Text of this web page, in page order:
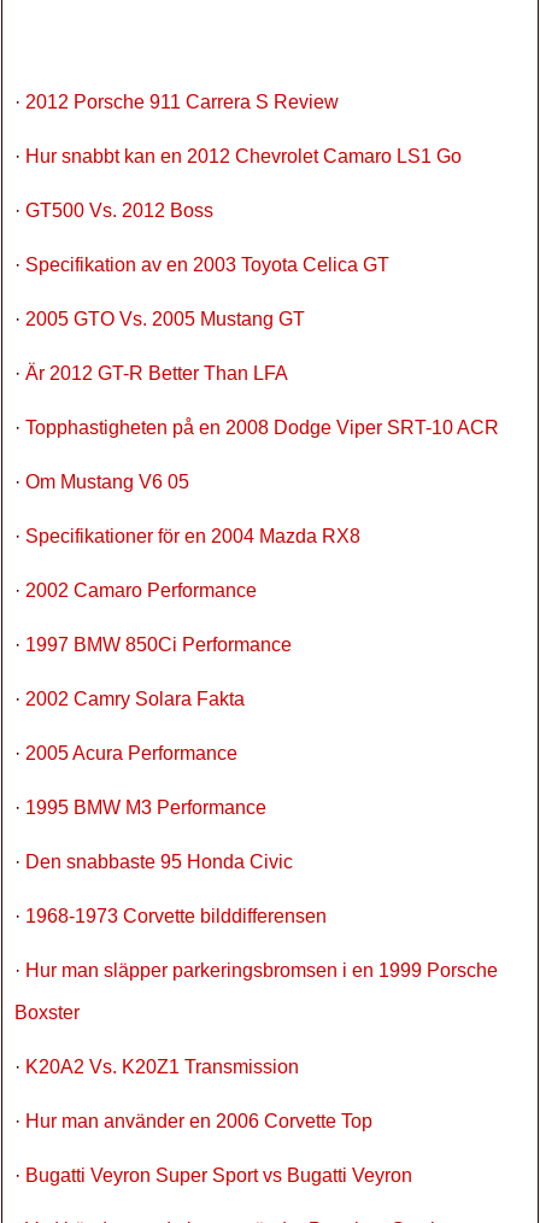
· 2012 Porsche 911 Carrera S Review
· Hur snabbt kan en 2012 Chevrolet Camaro LS1 Go
· GT500 Vs. 2012 Boss
· Specifikation av en 2003 Toyota Celica GT
· 2005 GTO Vs. 2005 Mustang GT
· Är 2012 GT-R Better Than LFA
· Topphastigheten på en 2008 Dodge Viper SRT-10 ACR
· Om Mustang V6 05
· Specifikationer för en 2004 Mazda RX8
· 2002 Camaro Performance
· 1997 BMW 850Ci Performance
· 2002 Camry Solara Fakta
· 2005 Acura Performance
· 1995 BMW M3 Performance
· Den snabbaste 95 Honda Civic
· 1968-1973 Corvette bilddifferensen
· Hur man släpper parkeringsbromsen i en 1999 Porsche
Boxster
· K20A2 Vs. K20Z1 Transmission
· Hur man använder en 2006 Corvette Top
· Bugatti Veyron Super Sport vs Bugatti Veyron